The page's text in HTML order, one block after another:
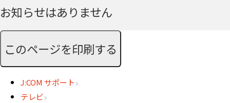
お知らせはありません
このページを印刷する
J:COM サポート
テレビ